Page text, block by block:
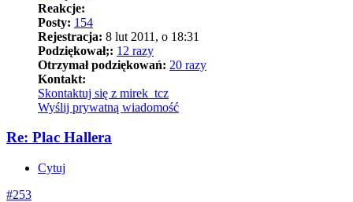
Reakcje:
Posty: 154
Rejestracja: 8 lut 2011, o 18:31
Podziękował;: 12 razy
Otrzymał podziękowań: 20 razy
Kontakt:
Skontaktuj się z mirek_tcz
Wyślij prywatną wiadomość
Re: Plac Hallera
Cytuj
#253